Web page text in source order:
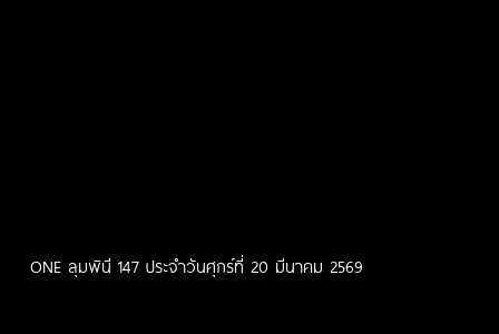
ONE ลุมพินี 147 ประจำวันศุกร์ที่ 20 มีนาคม 2569